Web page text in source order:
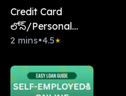
Credit Card
లోన్/Personal
లోన్–EMI వైస్
2 mins•4.5★